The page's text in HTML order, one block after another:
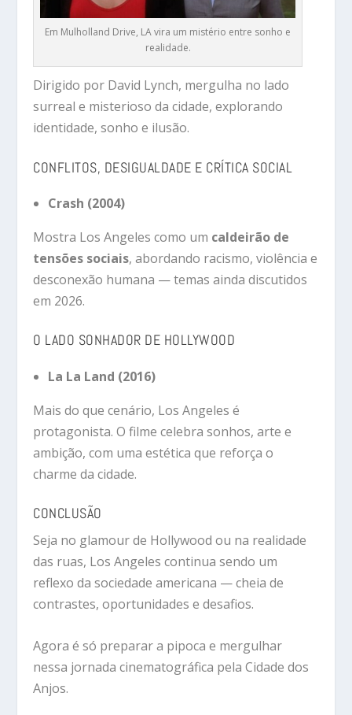
Em Mulholland Drive, LA vira um mistério entre sonho e
realidade.
Dirigido por David Lynch, mergulha no lado
surreal e misterioso da cidade, explorando
identidade, sonho e ilusão.
CONFLITOS, DESIGUALDADE E CRÍTICA SOCIAL
Crash (2004)
Mostra Los Angeles como um caldeirão de
tensões sociais, abordando racismo, violência e
desconexão humana — temas ainda discutidos
em 2026.
O LADO SONHADOR DE HOLLYWOOD
La La Land (2016)
Mais do que cenário, Los Angeles é
protagonista. O filme celebra sonhos, arte e
ambição, com uma estética que reforça o
charme da cidade.
CONCLUSÃO
Seja no glamour de Hollywood ou na realidade
das ruas, Los Angeles continua sendo um
reflexo da sociedade americana — cheia de
contrastes, oportunidades e desafios.
Agora é só preparar a pipoca e mergulhar
nessa jornada cinematográfica pela Cidade dos
Anjos.